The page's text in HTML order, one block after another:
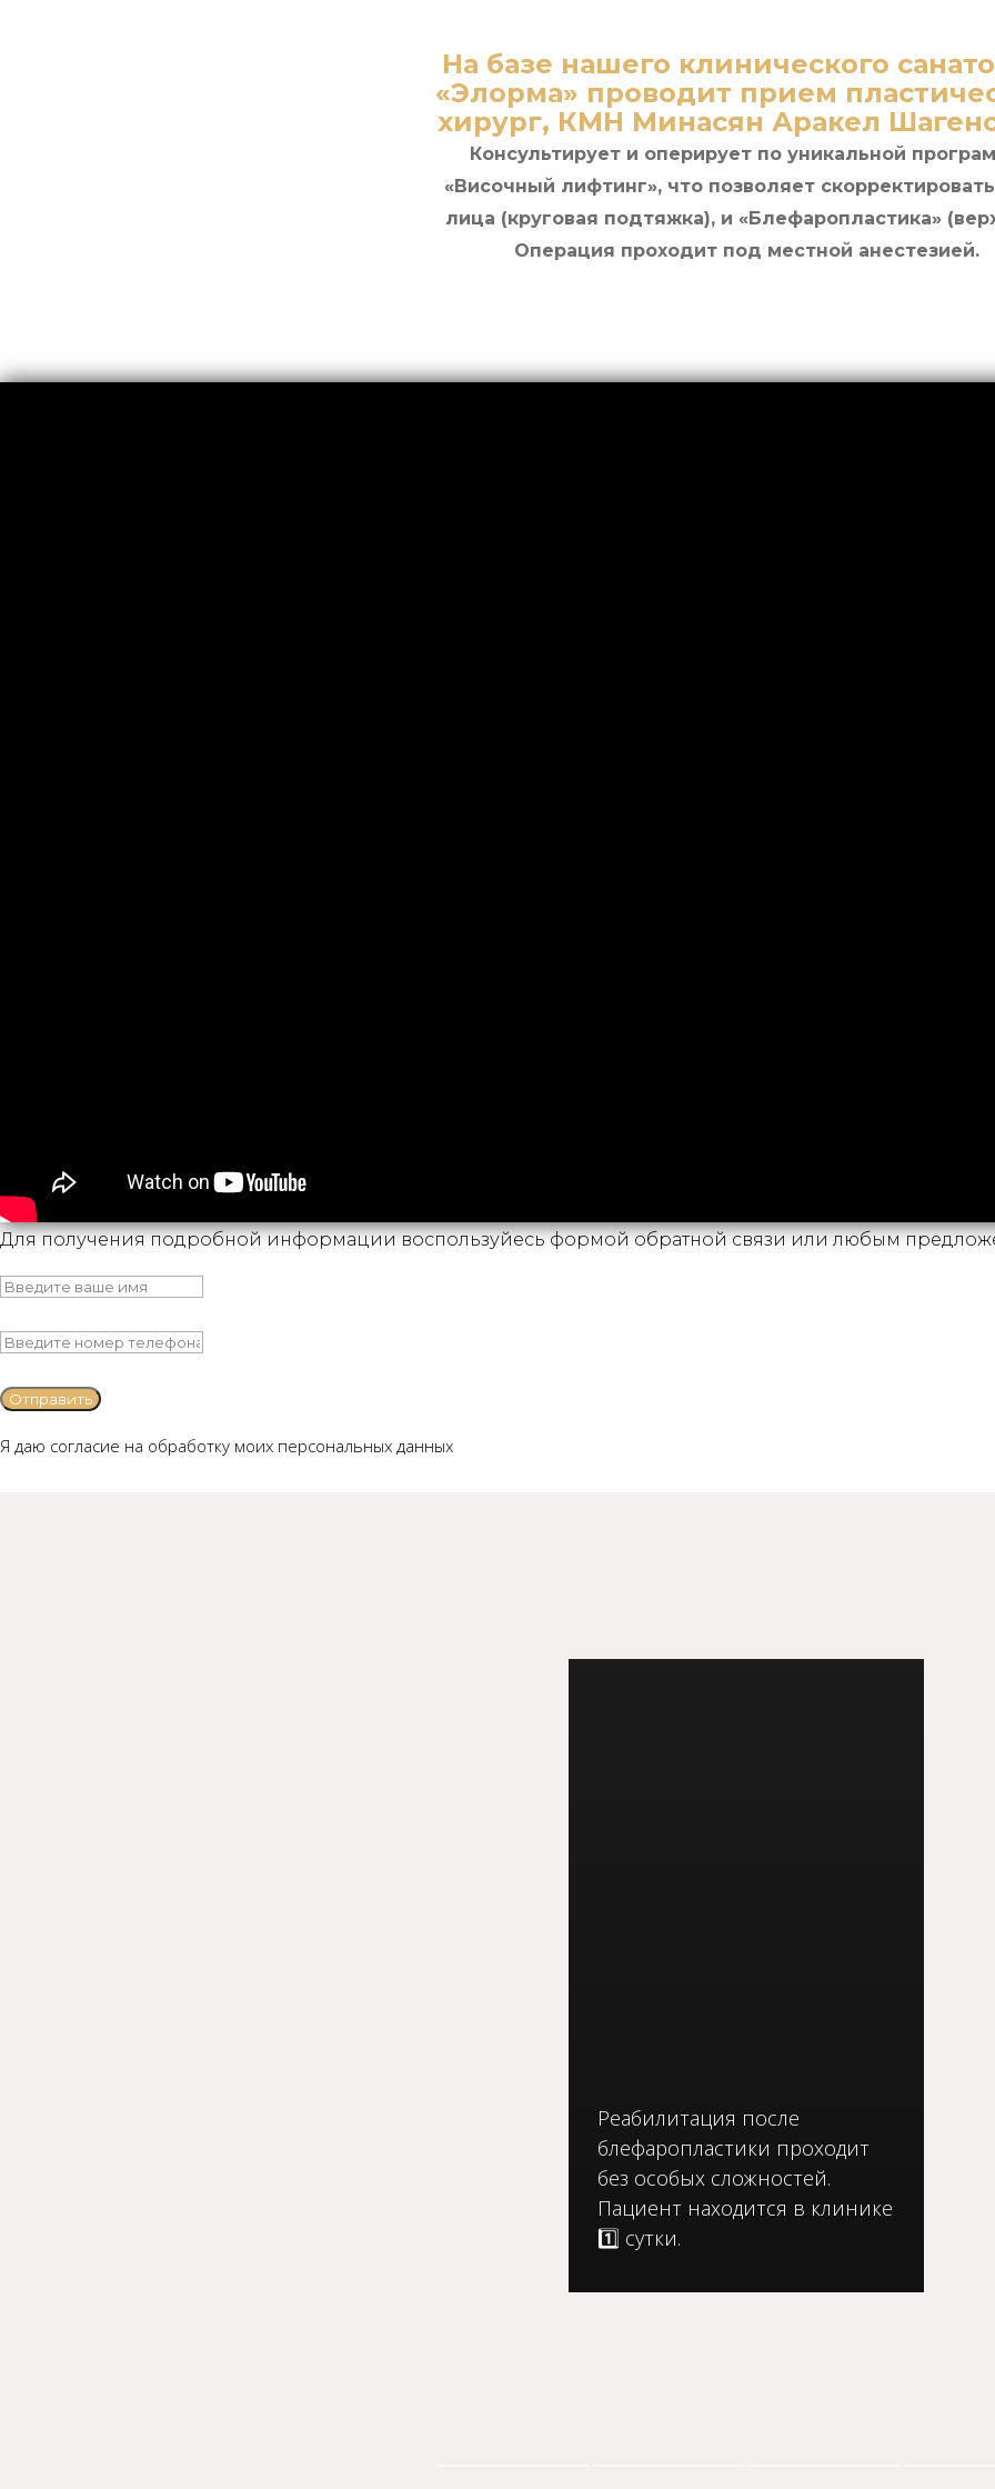
На базе нашего клинического
«Элорма» проводит прием
хирург, КМН Минасян Аракел
Консультирует и оперирует по уникальной
«Височный лифтинг», что позволяет
лица (круговая подтяжка), и «Блефаропластика»
Операция проходит под местной анестезией.
Для получения подробной информации воспользуйесь формой обратной связи или любым
Отправить
Я даю согласие на обработку моих персональных данных
Реабилитация после
блефаропластики проходит
без особых сложностей.
Пациент находится в клинике
1️⃣ сутки.